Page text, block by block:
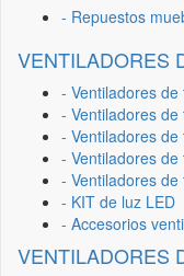
- Repuestos
VENTILADORES
- Ventiladores de
- Ventiladores
- Ventiladores
- Ventiladores de
- Ventiladores de
- KIT de luz LED
- Accesorios
VENTILADORES